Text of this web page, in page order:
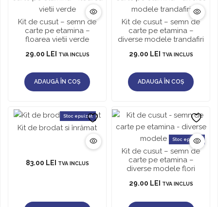
Kit de cusut – semn de
carte pe etamina –
floarea vietii verde
29.00 LEI TVA INCLUS
ADAUGĂ ÎN COȘ
Kit de cusut – semn de
carte pe etamina –
diverse modele trandafiri
29.00 LEI TVA INCLUS
ADAUGĂ ÎN COȘ
Stoc epuizat
Kit de brodat si înrămat
83.00 LEI TVA INCLUS
Stoc epuizat
Kit de cusut – semn de
carte pe etamina –
diverse modele flori
29.00 LEI TVA INCLUS